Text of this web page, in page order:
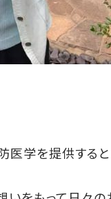
医学を提供する